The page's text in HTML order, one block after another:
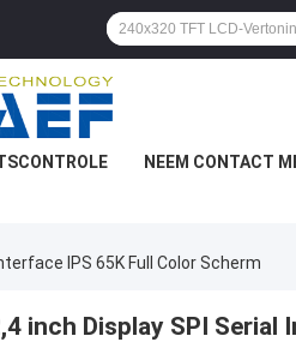
NEEM CONTACT
IPS 65K Full Color Scherm
inch Display SPI